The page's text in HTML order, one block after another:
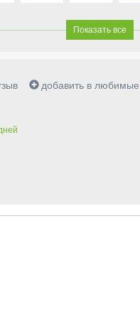
Показать все
добавить в любимые